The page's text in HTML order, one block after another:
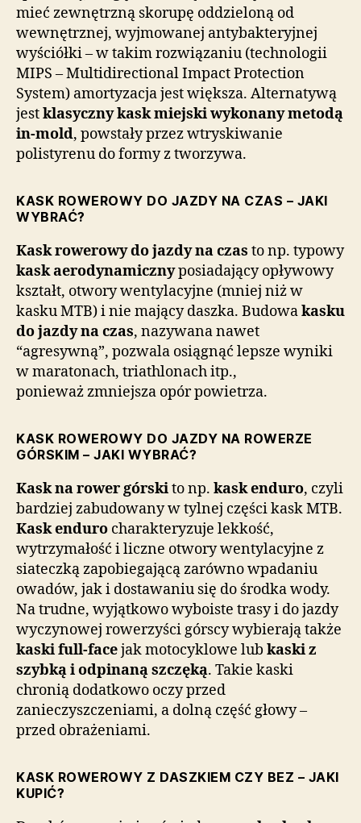
mieć zewnętrzną skorupę oddzieloną od
wewnętrznej, wyjmowanej antybakteryjnej
wyściółki – w takim rozwiązaniu (technologii
MIPS – Multidirectional Impact Protection
System) amortyzacja jest większa. Alternatywą
jestklasyczny kask miejski wykonany metodą
in-mold, powstały przez wtryskiwanie
polistyrenu do formy z tworzywa.
KASK ROWEROWY DO JAZDY NA CZAS – JAKI
WYBRAĆ?
Kask rowerowy do jazdy na czas to np. typowy
kask aerodynamicznyposiadający opływowy
kształt, otwory wentylacyjne (mniej niż w
kasku MTB) i nie mający daszka. Budowakasku
do jazdy na czas, nazywana nawet
“agresywną”, pozwala osiągnąć lepsze wyniki
w maratonach, triathlonach itp.,
ponieważ zmniejsza opór powietrza.
KASK ROWEROWY DO JAZDY NA ROWERZE
GÓRSKIM – JAKI WYBRAĆ?
Kask na rower górskito np. kask enduro, czyli
bardziej zabudowany w tylnej części kask MTB.
Kask enduro charakteryzuje lekkość,
wytrzymałość i liczne otwory wentylacyjne z
siateczką zapobiegającą zarówno wpadaniu
owadów, jak i dostawaniu się do środka wody.
Na trudne, wyjątkowo wyboiste trasy i do jazdy
wyczynowej rowerzyści górscy wybierają także
kaski full-facejak motocyklowe lub kaski z
szybką i odpinaną szczęką. Takie kaski
chronią dodatkowo oczy przed
zanieczyszczeniami, a dolną część głowy –
przed obrażeniami.
KASK ROWEROWY Z DASZKIEM CZY BEZ – JAKI
KUPIĆ?